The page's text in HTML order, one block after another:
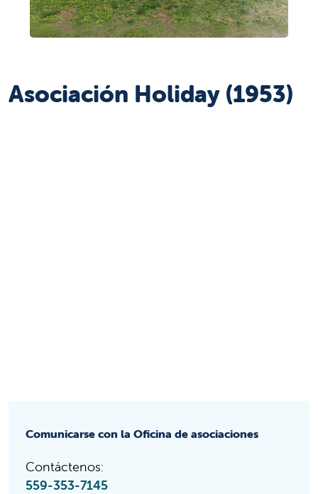
Asociación Holiday (1953)
Comunicarse con la Oficina de asociaciones
Contáctenos:
559-353-7145